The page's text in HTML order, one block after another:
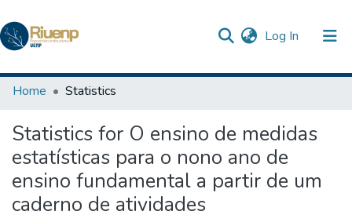
Log In (current)
Communities & Collections
Home Statistics
Statistics for O ensino de medidas
estatísticas para o nono ano de
ensino fundamental a partir de um
caderno de atividades